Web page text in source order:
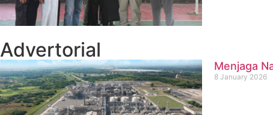
Advertorial
Menjaga
8 January 2026